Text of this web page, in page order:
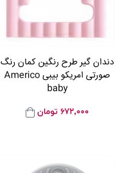
دندان گیر طرح رنگین کمان رنگ
صورتی امریکو بیبی Americo
baby
۶۷۲,۰۰۰ تومان